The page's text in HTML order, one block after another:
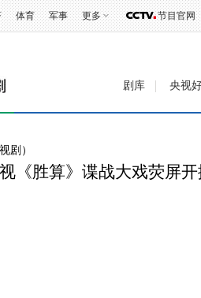
体育 军事 更多 节目官网
剧库 央视
剧）
《胜算》谍战大戏荧屏